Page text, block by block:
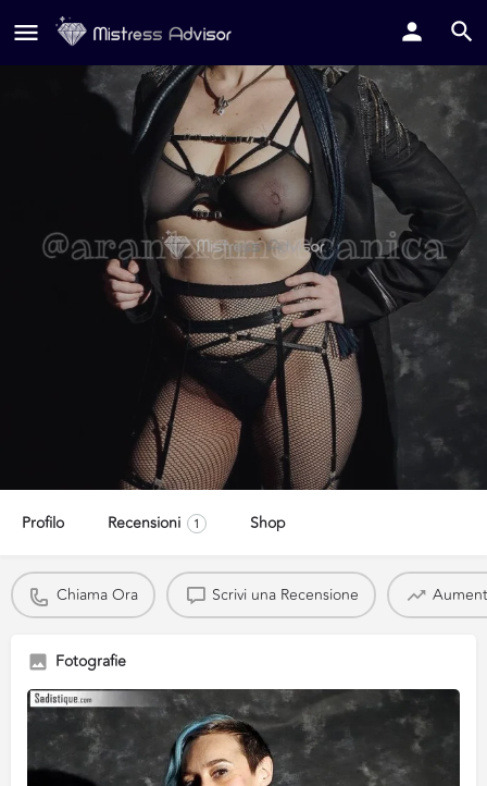
Arantxa Meccanica
Contatta su Whatsapp
Contatta su Telegram
Profilo Recensioni 1 Shop
Chiama Ora Scrivi una Recensione
Fotografie